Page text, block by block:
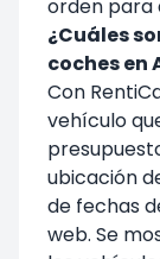
orden para
¿Cuáles
coches en
Con
vehículo
ubicación
de fechas
web. Se